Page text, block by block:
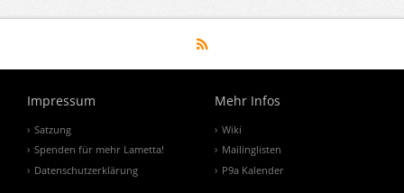
Impressum
Satzung
Spenden für mehr Lametta!
Datenschutzerklärung
Mehr Infos
Wiki
Mailinglisten
P9a Kalender